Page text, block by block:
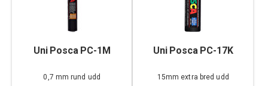
Uni Posca PC-1M
0,7 mm rund udd
Uni Posca PC-17K
15mm extra bred udd